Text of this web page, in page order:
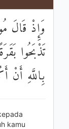
وَإِذْ قَالَ
تَذْبَحُوا
بِاللَّهِ أَنْ
kamu